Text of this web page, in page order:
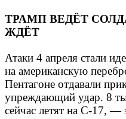
ТРАМП ВЕДЁТ
ЖДЁТ
Атаки 4 апреля стали
на американскую
Пентагоне отдавали
упреждающий удар. 8
сейчас летят на C-17, —